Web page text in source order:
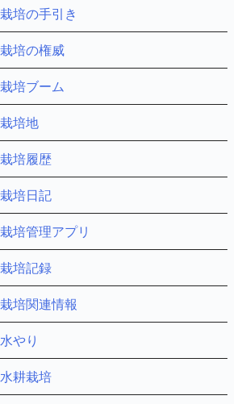
培の手引き
培の権威
培ブーム
培地
培履歴
培日記
培管理アプリ
培記録
培関連情報
やり
耕栽培